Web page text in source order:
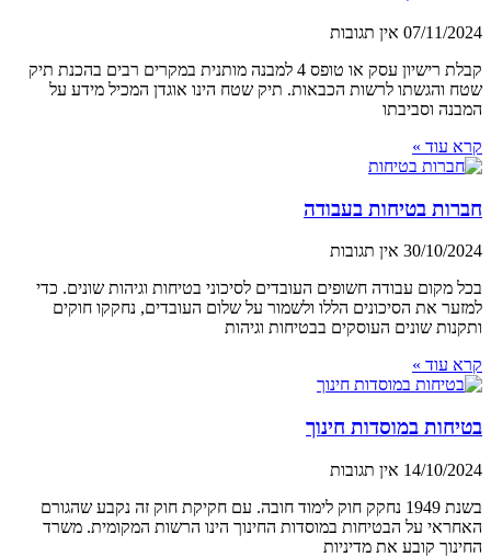
07/11/2024 אין תגובות
קבלת רישיון עסק או טופס 4 למבנה מותנית במקרים רבים בהכנת תיק
שטח והגשתו לרשות הכבאות. תיק שטח הינו אוגדן המכיל מידע על
המבנה וסביבתו
קרא עוד »
חברות בטיחות בעבודה
30/10/2024 אין תגובות
בכל מקום עבודה חשופים העובדים לסיכוני בטיחות וגיהות שונים. כדי
למזער את הסיכונים הללו ולשמור על שלום העובדים, נחקקו חוקים
ותקנות שונים העוסקים בבטיחות וגיהות
קרא עוד »
בטיחות במוסדות חינוך
14/10/2024 אין תגובות
בשנת 1949 נחקק חוק לימוד חובה. עם חקיקת חוק זה נקבע שהגורם
האחראי על הבטיחות במוסדות החינוך הינו הרשות המקומית. משרד
החינוך קובע את מדיניות